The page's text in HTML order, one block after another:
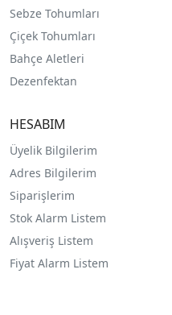
Sebze Tohumları
Çiçek Tohumları
Bahçe Aletleri
Dezenfektan
HESABIM
Üyelik Bilgilerim
Adres Bilgilerim
Siparişlerim
Stok Alarm Listem
Alışveriş Listem
Fiyat Alarm Listem